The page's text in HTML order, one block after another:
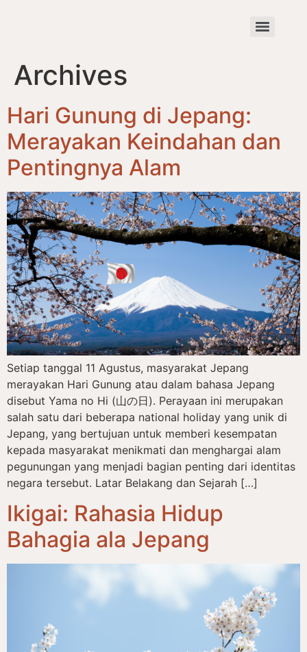
Archives
Hari Gunung di Jepang:
Merayakan Keindahan dan
Pentingnya Alam
Setiap tanggal 11 Agustus, masyarakat Jepang
merayakan Hari Gunung atau dalam bahasa Jepang
disebut Yama no Hi (山の日). Perayaan ini merupakan
salah satu dari beberapa national holiday yang unik di
Jepang, yang bertujuan untuk memberi kesempatan
kepada masyarakat menikmati dan menghargai alam
pegunungan yang menjadi bagian penting dari identitas
negara tersebut. Latar Belakang dan Sejarah […]
Ikigai: Rahasia Hidup
Bahagia ala Jepang